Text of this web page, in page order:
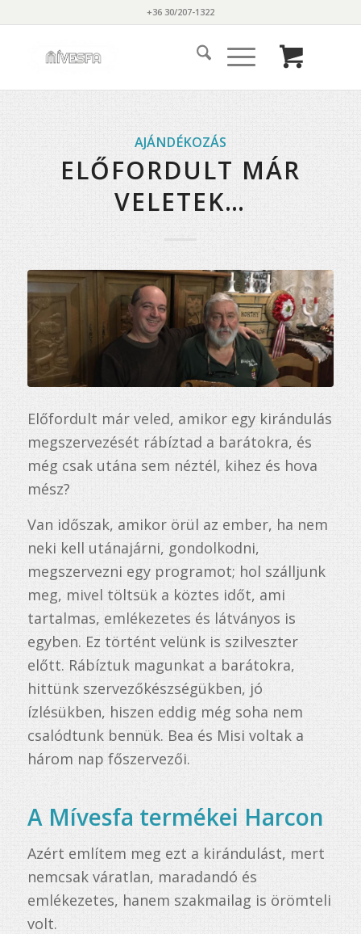
+36 30/207-1322
AJÁNDÉKOZÁS
ELŐFORDULT MÁR
VELETEK…
Előfordult már veled, amikor egy kirándulás
megszervezését rábíztad a barátokra, és
még csak utána sem néztél, kihez és hova
mész?
Van időszak, amikor örül az ember, ha nem
neki kell utánajárni, gondolkodni,
megszervezni egy programot; hol szálljunk
meg, mivel töltsük a köztes időt, ami
tartalmas, emlékezetes és látványos is
egyben. Ez történt velünk is szilveszter
előtt. Rábíztuk magunkat a barátokra,
hittünk szervezőkészségükben, jó
ízlésükben, hiszen eddig még soha nem
csalódtunk bennük. Bea és Misi voltak a
három nap főszervezői.
A Mívesfa termékei Harcon
Azért említem meg ezt a kirándulást, mert
nemcsak váratlan, maradandó és
emlékezetes, hanem szakmailag is örömteli
volt.